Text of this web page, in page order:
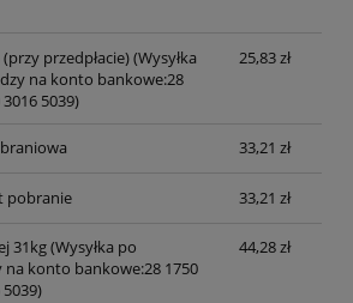
przedpłacie)(Wysyłka
na konto bankowe:28
5039)
25,83 zł
33,21 zł
pobranie 33,21 zł
31kg(Wysyłka po
na konto bankowe:28 1750
44,28 zł